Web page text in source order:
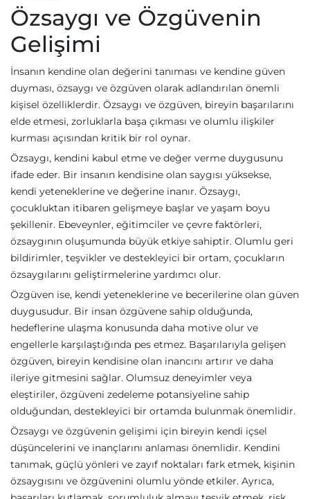
Özsaygı ve Özgüvenin
Gelişimi
İnsanın kendine olan değerini tanıması ve kendine güven
duyması, özsaygı ve özgüven olarak adlandırılan önemli
kişisel özelliklerdir. Özsaygı ve özgüven, bireyin başarılarını
elde etmesi, zorluklarla başa çıkması ve olumlu ilişkiler
kurması açısından kritik bir rol oynar.
Özsaygı, kendini kabul etme ve değer verme duygusunu
ifade eder. Bir insanın kendisine olan saygısı yüksekse,
kendi yeteneklerine ve değerine inanır. Özsaygı,
çocukluktan itibaren gelişmeye başlar ve yaşam boyu
şekillenir. Ebeveynler, eğitimciler ve çevre faktörleri,
özsaygının oluşumunda büyük etkiye sahiptir. Olumlu geri
bildirimler, teşvikler ve destekleyici bir ortam, çocukların
özsaygılarını geliştirmelerine yardımcı olur.
Özgüven ise, kendi yeteneklerine ve becerilerine olan güven
duygusudur. Bir insan özgüvene sahip olduğunda,
hedeflerine ulaşma konusunda daha motive olur ve
engellerle karşılaştığında pes etmez. Başarılarıyla gelişen
özgüven, bireyin kendisine olan inancını artırır ve daha
ileriye gitmesini sağlar. Olumsuz deneyimler veya
eleştiriler, özgüveni zedeleme potansiyeline sahip
olduğundan, destekleyici bir ortamda bulunmak önemlidir.
Özsaygı ve özgüvenin gelişimi için bireyin kendi içsel
düşüncelerini ve inançlarını anlaması önemlidir. Kendini
tanımak, güçlü yönleri ve zayıf noktaları fark etmek, kişinin
özsaygısını ve özgüvenini olumlu yönde etkiler. Ayrıca,